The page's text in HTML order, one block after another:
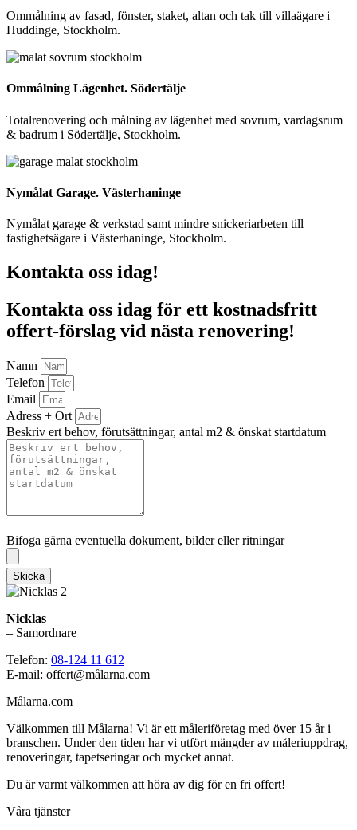
Ommålning av fasad, fönster, staket, altan och tak till villaägare i
Huddinge, Stockholm.
Ommålning Lägenhet. Södertälje
Totalrenovering och målning av lägenhet med sovrum, vardagsrum
& badrum i Södertälje, Stockholm.
Nymålat Garage. Västerhaninge
Nymålat garage & verkstad samt mindre snickeriarbeten till
fastighetsägare i Västerhaninge, Stockholm.
Kontakta oss idag!
Kontakta oss idag för ett kostnadsfritt
offert-förslag vid nästa renovering!
Namn
Telefon
Email
Adress + Ort
Beskriv ert behov, förutsättningar, antal m2 & önskat startdatum
Bifoga gärna eventuella dokument, bilder eller ritningar
Skicka
Nicklas
– Samordnare
Telefon: 08-124 11 612
E-mail: offert@målarna.com
Målarna.com
Välkommen till Målarna! Vi är ett måleriföretag med över 15 år i
branschen. Under den tiden har vi utfört mängder av måleriuppdrag,
renoveringar, tapetseringar och mycket annat.
Du är varmt välkommen att höra av dig för en fri offert!
Våra tjänster